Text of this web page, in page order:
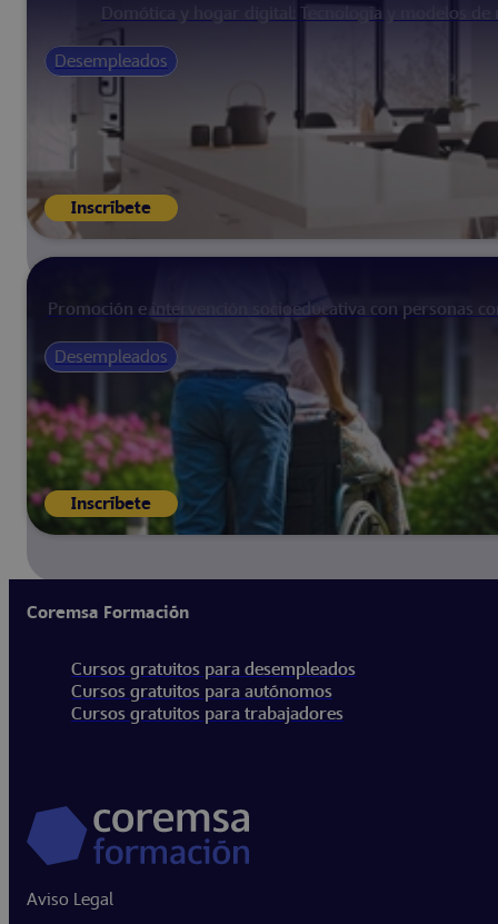
Domótica y hogar digital: Tecnología y modelos de
Desempleados
Inscríbete
Promoción e intervención socioeducativa con personas
Desempleados
Inscríbete
Coremsa Formación
Cursos gratuitos para desempleados
Cursos gratuitos para autónomos
Cursos gratuitos para trabajadores
Aviso Legal